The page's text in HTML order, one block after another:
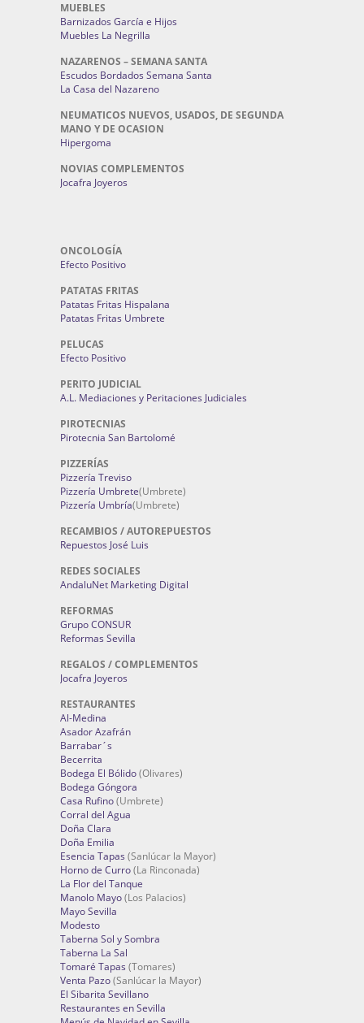
MUEBLES
Barnizados García e Hijos
Muebles La Negrilla
NAZARENOS – SEMANA SANTA
Escudos Bordados Semana Santa
La Casa del Nazareno
NEUMATICOS NUEVOS, USADOS, DE SEGUNDA
MANO Y DE OCASION
Hipergoma
NOVIAS COMPLEMENTOS
Jocafra Joyeros
ONCOLOGÍA
Efecto Positivo
PATATAS FRITAS
Patatas Fritas Hispalana
Patatas Fritas Umbrete
PELUCAS
Efecto Positivo
PERITO JUDICIAL
A.L. Mediaciones y Peritaciones Judiciales
PIROTECNIAS
Pirotecnia San Bartolomé
PIZZERÍAS
Pizzería Treviso
Pizzería Umbrete(Umbrete)
Pizzería Umbría(Umbrete)
RECAMBIOS / AUTOREPUESTOS
Repuestos José Luis
REDES SOCIALES
AndaluNet Marketing Digital
REFORMAS
Grupo CONSUR
Reformas Sevilla
REGALOS / COMPLEMENTOS
Jocafra Joyeros
RESTAURANTES
Al-Medina
Asador Azafrán
Barrabar´s
Becerrita
Bodega El Bólido(Olivares)
Bodega Góngora
Casa Rufino(Umbrete)
Corral del Agua
Doña Clara
Doña Emilia
Esencia Tapas (Sanlúcar la Mayor)
Horno de Curro(La Rinconada)
La Flor del Tanque
Manolo Mayo(Los Palacios)
Mayo Sevilla
Modesto
Taberna Sol y Sombra
Taberna La Sal
Tomaré Tapas (Tomares)
Venta Pazo(Sanlúcar la Mayor)
El Sibarita Sevillano
Restaurantes en Sevilla